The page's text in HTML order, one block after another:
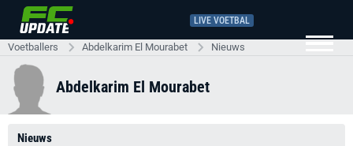
LIVE VOETBAL
Voetballers Abdelkarim El Mourabet Nieuws
Abdelkarim El Mourabet
Nieuws